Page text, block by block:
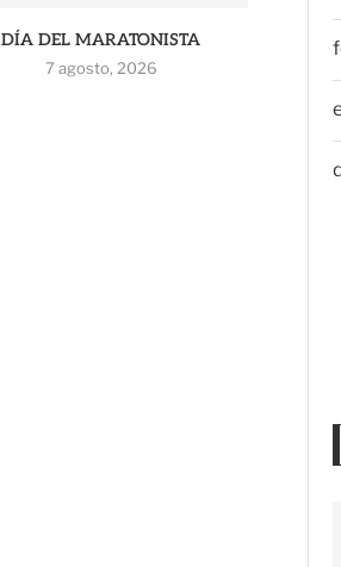
DÍA DEL MARATONISTA
7 agosto, 2026